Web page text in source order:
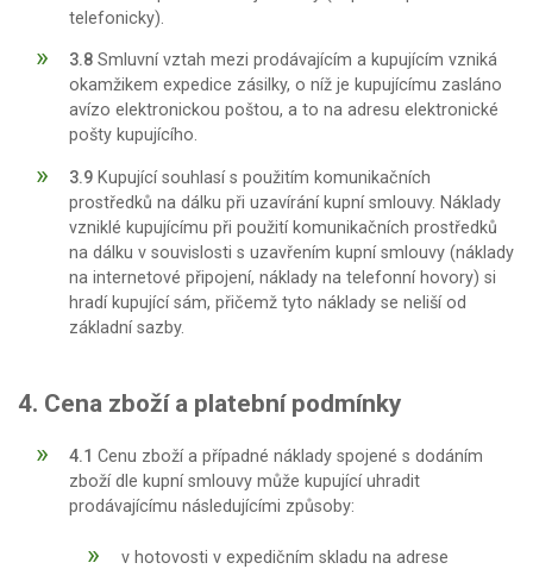
telefonicky).
3.8 Smluvní vztah mezi prodávajícím a kupujícím vzniká
okamžikem expedice zásilky, o níž je kupujícímu zasláno
avízo elektronickou poštou, a to na adresu elektronické
pošty kupujícího.
3.9 Kupující souhlasí s použitím komunikačních
prostředků na dálku při uzavírání kupní smlouvy. Náklady
vzniklé kupujícímu při použití komunikačních prostředků
na dálku v souvislosti s uzavřením kupní smlouvy (náklady
na internetové připojení, náklady na telefonní hovory) si
hradí kupující sám, přičemž tyto náklady se neliší od
základní sazby.
4. Cena zboží a platební podmínky
4.1 Cenu zboží a případné náklady spojené s dodáním
zboží dle kupní smlouvy může kupující uhradit
prodávajícímu následujícími způsoby:
v hotovosti v expedičním skladu na adrese